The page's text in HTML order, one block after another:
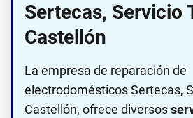
Sertecas, Servicio
Castellón
La empresa de reparación de
electrodomésticos Sertecas,
Castellón, ofrece diversos